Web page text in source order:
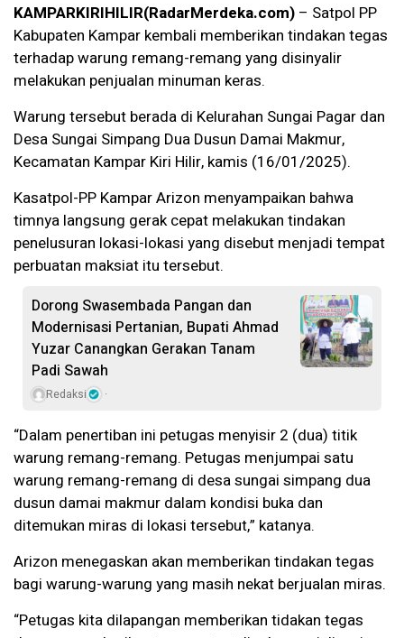
KAMPARKIRIHILIR(RadarMerdeka.com) – Satpol PP
Kabupaten Kampar kembali memberikan tindakan tegas
terhadap warung remang-remang yang disinyalir
melakukan penjualan minuman keras.
Warung tersebut berada di Kelurahan Sungai Pagar dan
Desa Sungai Simpang Dua Dusun Damai Makmur,
Kecamatan Kampar Kiri Hilir, kamis (16/01/2025).
Kasatpol-PP Kampar Arizon menyampaikan bahwa
timnya langsung gerak cepat melakukan tindakan
penelusuran lokasi-lokasi yang disebut menjadi tempat
perbuatan maksiat itu tersebut.
Dorong Swasembada Pangan dan
Modernisasi Pertanian, Bupati Ahmad
Yuzar Canangkan Gerakan Tanam
Padi Sawah
Redaksi
“Dalam penertiban ini petugas menyisir 2 (dua) titik
warung remang-remang. Petugas menjumpai satu
warung remang-remang di desa sungai simpang dua
dusun damai makmur dalam kondisi buka dan
ditemukan miras di lokasi tersebut,” katanya.
Arizon menegaskan akan memberikan tindakan tegas
bagi warung-warung yang masih nekat berjualan miras.
“Petugas kita dilapangan memberikan tidakan tegas